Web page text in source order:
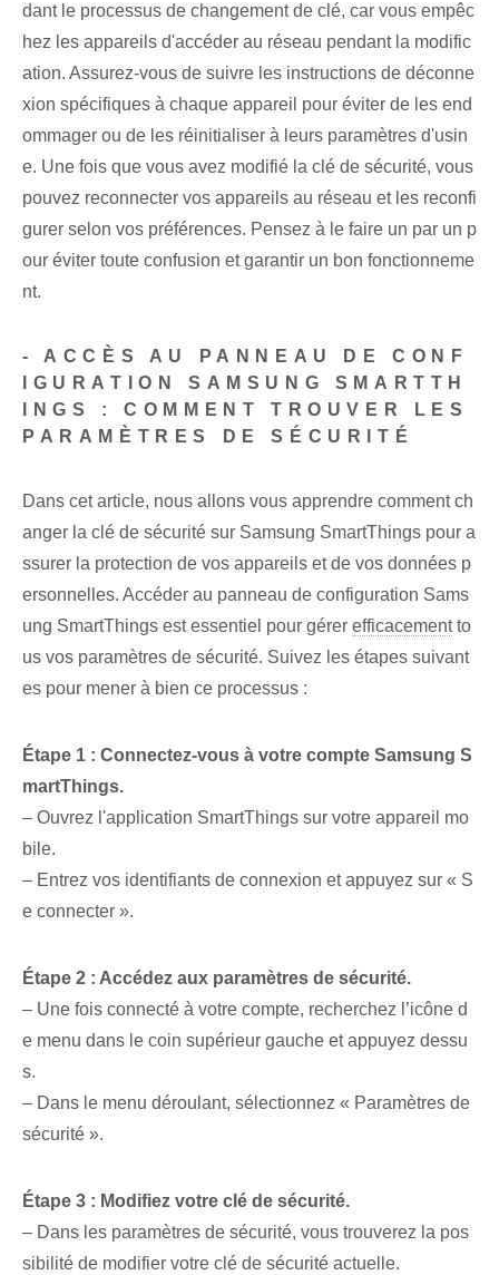
dant le processus de changement de clé, car vous empêc
hez les appareils d'accéder au réseau pendant la modific
ation. ⁢Assurez-vous de suivre les instructions de déconne
xion spécifiques à chaque appareil pour ⁢éviter de les end
ommager ou de les réinitialiser à leurs paramètres d'usin
e. Une fois que vous avez modifié la clé de sécurité, vous
pouvez reconnecter vos appareils au réseau et les reconfi
gurer selon vos préférences. Pensez à le faire un par un p
our éviter toute confusion et garantir un bon fonctionneme
nt.
-‍ ACCÈS AU PANNEAU DE CONF
IGURATION SAMSUNG SMARTTH
INGS : COMMENT TROUVER LES
PARAMÈTRES DE SÉCURITÉ
Dans cet article, nous allons vous apprendre comment ch
anger la clé de sécurité sur Samsung SmartThings pour a
ssurer la protection de vos appareils et de vos données p
ersonnelles. Accéder au panneau de configuration Sams
ung SmartThings est essentiel pour gérer efficacementto
us‌ vos paramètres de sécurité. Suivez les étapes suivant
es pour mener à bien ce processus :
Étape 1 : Connectez-vous à votre compte Samsung S
martThings.
– Ouvrez l'application SmartThings sur votre appareil mo
bile⁢.
– Entrez vos identifiants de connexion et appuyez sur « S
e connecter ».
Étape 2 : Accédez aux paramètres de sécurité.
– Une fois connecté à votre compte, recherchez l’icône d
e menu dans le coin supérieur gauche et appuyez dessu
s.
– Dans le menu déroulant, sélectionnez « Paramètres de
sécurité ».
Étape 3 : Modifiez votre clé de sécurité.
– Dans les paramètres de sécurité, vous trouverez la pos
sibilité de modifier votre clé de sécurité actuelle.